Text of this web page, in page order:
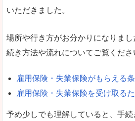
いただきました。
場所や行き方がお分かりになりま
続き方法や流れについてご覧くださ
雇用保険・失業保険がもらえる
雇用保険・失業保険を受け取る
予め少しでも理解していると、手